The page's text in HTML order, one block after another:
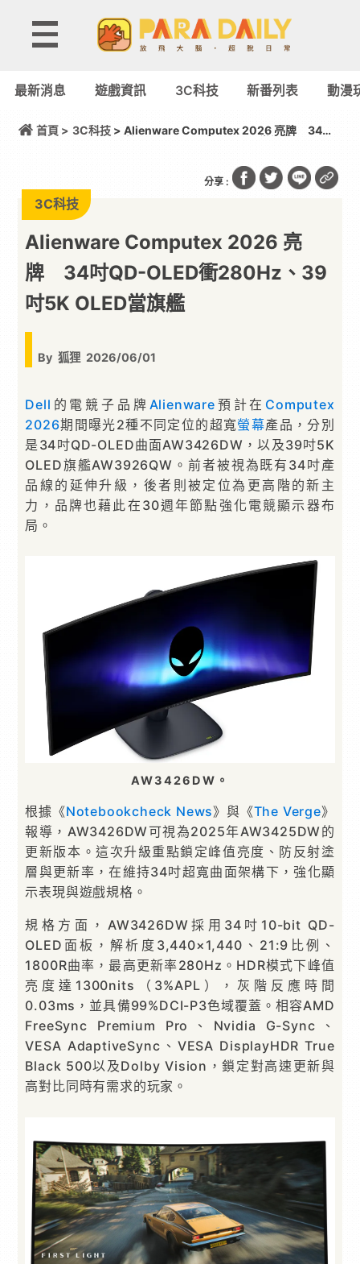
最新消息 遊戲資訊 3C科技 新番列表 動漫
首頁 > 3C科技> Alienware Computex 2026 亮牌 34吋
分享 :
3C科技
Alienware Computex 2026 亮
牌 34吋QD-OLED衝280Hz、39
吋5K OLED當旗艦
By 狐狸 2026/06/01
Dell 的電競子品牌 Alienware 預計在 Computex
2026期間曝光2種不同定位的超寬螢幕產品，分別
是34吋QD-OLED曲面AW3426DW，以及39吋5K
OLED旗艦AW3926QW。前者被視為既有34吋產
品線的延伸升級，後者則被定位為更高階的新主
力，品牌也藉此在30週年節點強化電競顯示器布
局。
AW3426DW。
根據《Notebookcheck News》與《The Verge》
報導，AW3426DW可視為2025年AW3425DW的
更新版本。這次升級重點鎖定峰值亮度、防反射塗
層與更新率，在維持34吋超寬曲面架構下，強化顯
示表現與遊戲規格。
規格方面，AW3426DW採用34吋10-bit QD-
OLED面板，解析度3,440×1,440、21:9比例、
1800R曲率，最高更新率280Hz。HDR模式下峰值
亮度達1300nits（3%APL），灰階反應時間
0.03ms，並具備99%DCI-P3色域覆蓋。相容AMD
FreeSync Premium Pro、Nvidia G-Sync、
VESA AdaptiveSync、VESA DisplayHDR True
Black 500以及Dolby Vision，鎖定對高速更新與
高對比同時有需求的玩家。